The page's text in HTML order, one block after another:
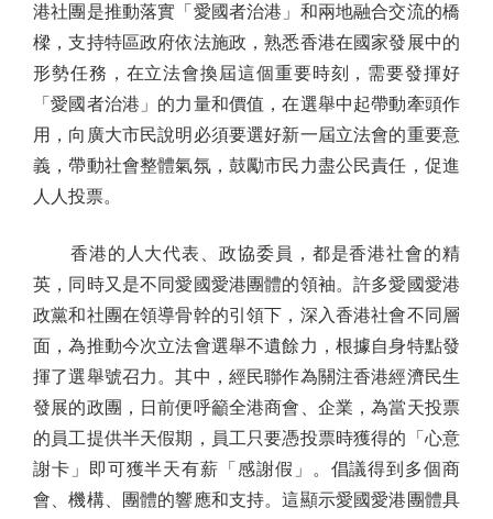
港社團是推動落實「愛國者治港」和兩地融合交流的橋
樑，支持特區政府依法施政，熟悉香港在國家發展中的
形勢任務，在立法會換屆這個重要時刻，需要發揮好
「愛國者治港」的力量和價值，在選舉中起帶動牽頭作
用，向廣大市民說明必須要選好新一屆立法會的重要意
義，帶動社會整體氣氛，鼓勵市民力盡公民責任，促進
人人投票。
香港的人大代表、政協委員，都是香港社會的精
英，同時又是不同愛國愛港團體的領袖。許多愛國愛港
政黨和社團在領導骨幹的引領下，深入香港社會不同層
面，為推動今次立法會選舉不遺餘力，根據自身特點發
揮了選舉號召力。其中，經民聯作為關注香港經濟民生
發展的政團，日前便呼籲全港商會、企業，為當天投票
的員工提供半天假期，員工只要憑投票時獲得的「心意
謝卡」即可獲半天有薪「感謝假」。倡議得到多個商
會、機構、團體的響應和支持。這顯示愛國愛港團體具